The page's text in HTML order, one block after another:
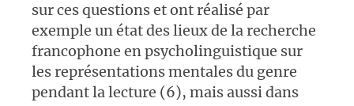
sur ces questions et ont réalisé par
exemple un état des lieux de la recherche
francophone en psycholinguistique sur
les représentations mentales du genre
pendant la lecture (6), mais aussi dans